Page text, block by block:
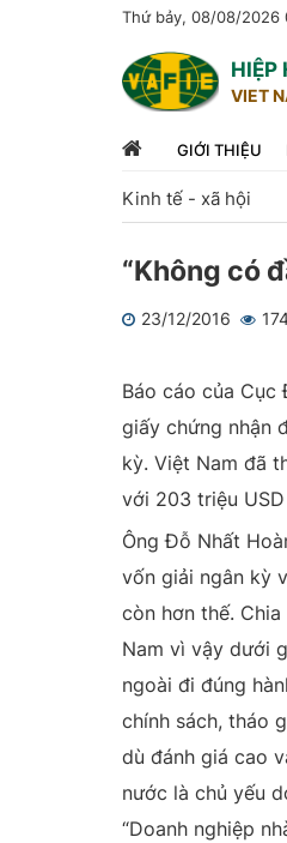
Thứ bảy, 08/08/2026
HIỆP
VIET
GIỚI THIỆU
Kinh tế - xã hội
“Không có
23/12/2016
Báo cáo của
giấy chứng nhận
kỳ. Việt Nam đã
với 203 triệu
Ông Đỗ Nhất
vốn giải ngân kỳ
còn hơn thế.
Nam vì vậy dưới
ngoài đi đúng
chính sách, tháo
dù đánh giá cao
nước là chủ yếu
“Doanh nghiệp